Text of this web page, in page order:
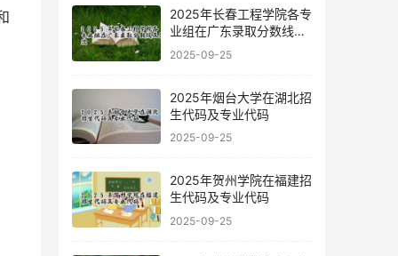
2025年长春工程学院各专
业组在广东录取分数线及
位次
2025-09-25
2025年烟台大学在湖北招
生代码及专业代码
2025-09-25
2025年贺州学院在福建招
生代码及专业代码
2025-09-25